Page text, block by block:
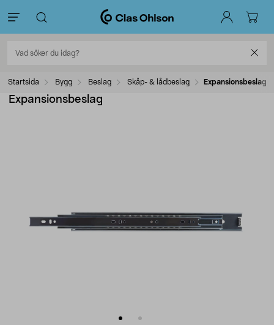
Startsida Bygg Beslag Skåp- & lådbeslag Expansionsbeslag
Expansionsbeslag